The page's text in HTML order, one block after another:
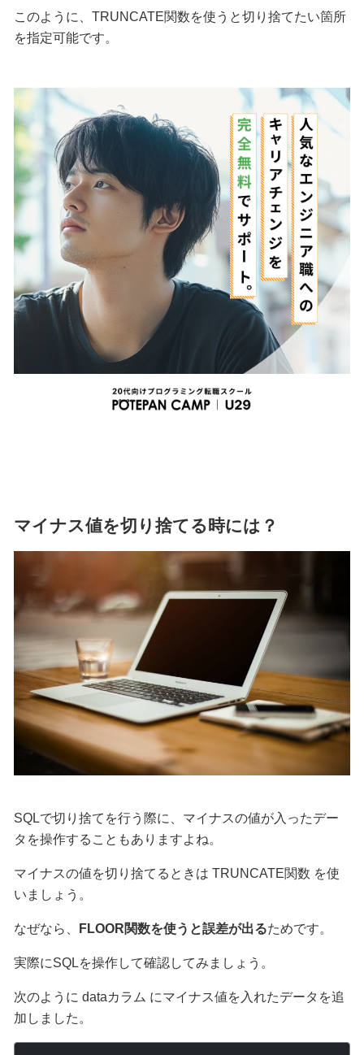
このように、TRUNCATE関数を使うと切り捨てたい箇所
を指定可能です。
マイナス値を切り捨てる時には？
SQLで切り捨てを行う際に、マイナスの値が入ったデー
タを操作することもありますよね。
マイナスの値を切り捨てるときは TRUNCATE関数 を使
いましょう。
なぜなら、 FLOOR関数を使うと誤差が出るためです。
実際にSQLを操作して確認してみましょう。
次のように dataカラム にマイナス値を入れたデータを追
加しました。